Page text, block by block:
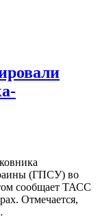
(ГПСУ) во
сообщает ТАСС
Отмечается,